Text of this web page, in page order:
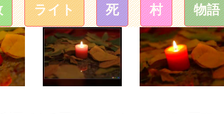
ライト 死 村 物語